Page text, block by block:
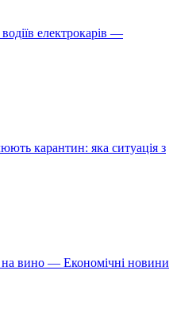
електрокарів —
карантин: яка ситуація з
на вино — Економічні новини